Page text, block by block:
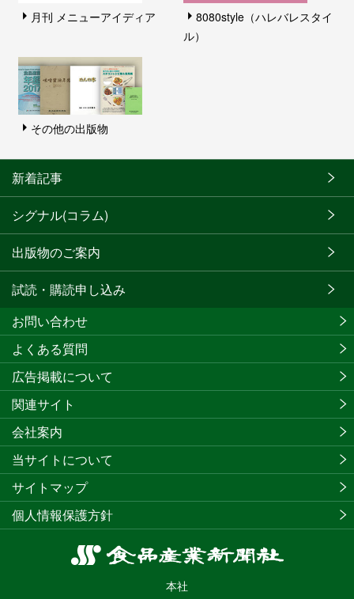
月刊 メニューアイディア
8080style（ハレバレスタイ
ル）
その他の出版物
新着記事
シグナル(コラム)
出版物のご案内
試読・購読申し込み
食
産
本社
お問い合わせ
よくある質問
広告掲載について
関連サイト
会社案内
当サイトについて
サイトマップ
個人情報保護方針